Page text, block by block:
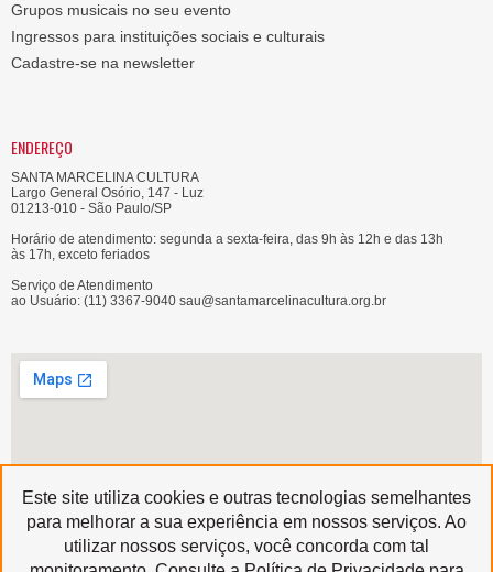
Grupos musicais no seu evento
Ingressos para instituições sociais e culturais
Cadastre-se na newsletter
ENDEREÇO
SANTA MARCELINA CULTURA
Largo General Osório, 147 - Luz
01213-010 - São Paulo/SP
Horário de atendimento: segunda a sexta-feira, das 9h às 12h e das 13h
às 17h, exceto feriados
Serviço de Atendimento
ao Usuário: (11) 3367-9040 sau@santamarcelinacultura.org.br
Produzido por
Este site utiliza cookies e outras tecnologias semelhantes
para melhorar a sua experiência em nossos serviços. Ao
utilizar nossos serviços, você concorda com tal